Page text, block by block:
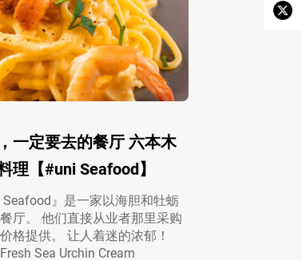
一定要去的餐厅 六本木
理【#uni Seafood】
』是一家以海胆和牡蛎
厅。 他们直接从业者那里采购
格提供。 让人着迷的浓郁！
Sea Urchin Cream